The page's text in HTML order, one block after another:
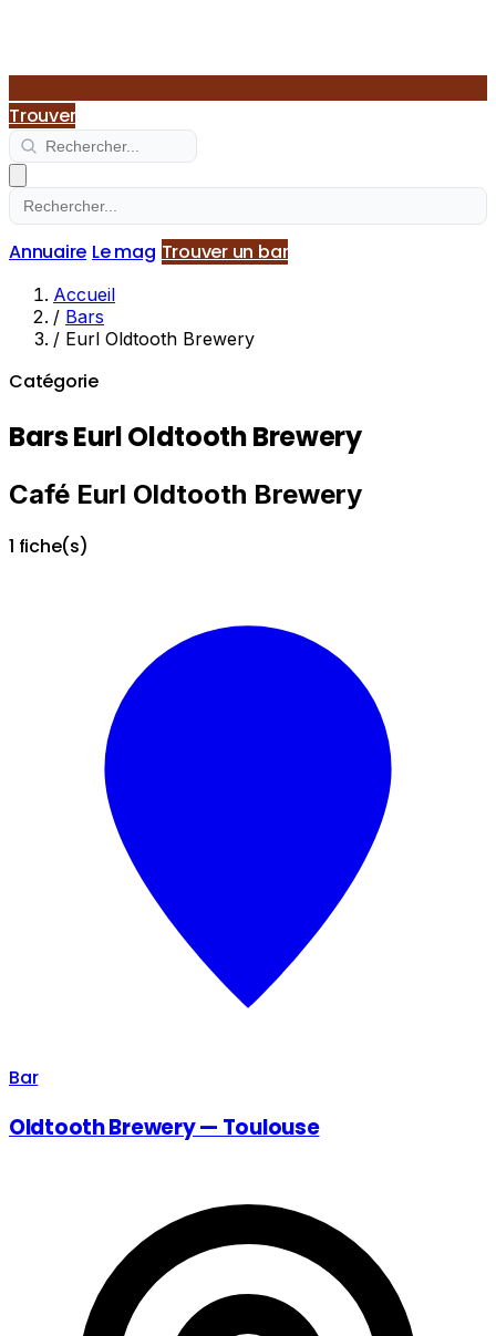
Trouver
Annuaire Le mag Trouver un bar
Accueil
/ Bars
/ Eurl Oldtooth Brewery
Catégorie
Bars Eurl Oldtooth Brewery
Café Eurl Oldtooth Brewery
1 fiche(s)
Bar
Oldtooth Brewery — Toulouse